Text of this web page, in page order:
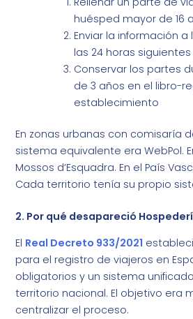
huésped mayor de 16
Enviar la información a
las 24 horas
Conservar los partes
de 3 años en el libro-
establecimiento
En zonas urbanas con comisaría
sistema equivalente era WebPol.
Mossos d’Esquadra. En el País
Cada territorio tenía su propio
2. Por qué desapareció
El Real Decreto 933/2021
para el registro de viajeros en
obligatorios y un sistema
territorio nacional. El objetivo era
centralizar el proceso.